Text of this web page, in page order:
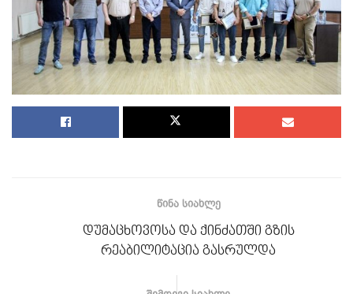
ᲬᲘᲜᲐ ᲡᲘᲐᲮᲚᲔ
დუმაცხოვოსა და ქინძათში გზის
რეაბილიტაცია გასრულდა